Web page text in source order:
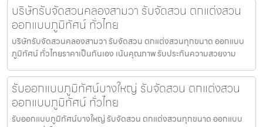
บริษัทรับจัดสวนคลองสามวา รับจัดสวน ตกแต่งสวน
ออกแบบภูมิทัศน์ ทั่วไทย
บริษัทรับจัดสวนคลองสามวา รับจัดสวน ตกแต่งสวนทุกขนาด ออกแบบ
ภูมิทัศน์ ทั่วไทยราคาเป็นกันเอง เน้นคุณภาพ รับประกันความสวยงาม
รับออกแบบภูมิทัศน์บางใหญ่ รับจัดสวน ตกแต่งสวน
ออกแบบภูมิทัศน์ ทั่วไทย
รับออกแบบภูมิทัศน์บางใหญ่ รับจัดสวน ตกแต่งสวนทุกขนาด ออกแบบ